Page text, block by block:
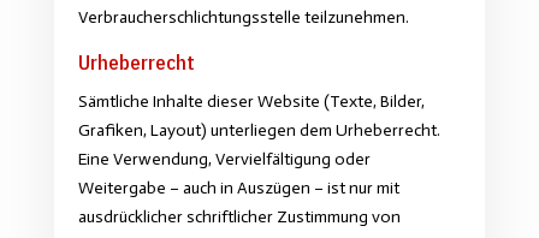
Verbraucherschlichtungsstelle teilzunehmen.
Urheberrecht
Sämtliche Inhalte dieser Website (Texte, Bilder,
Grafiken, Layout) unterliegen dem Urheberrecht.
Eine Verwendung, Vervielfältigung oder
Weitergabe – auch in Auszügen – ist nur mit
ausdrücklicher schriftlicher Zustimmung von